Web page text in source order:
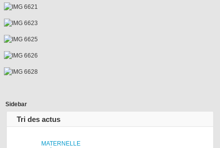
Sidebar
Tri des actus
MATERNELLE